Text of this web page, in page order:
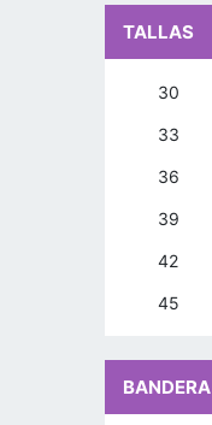
TALLAS
30
33
36
39
42
45
BANDERA